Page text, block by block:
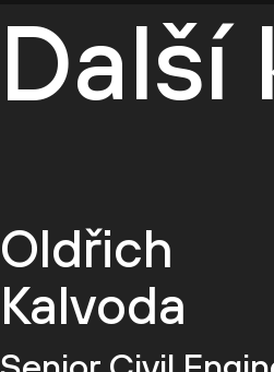
Další
Oldřich
Kalvoda